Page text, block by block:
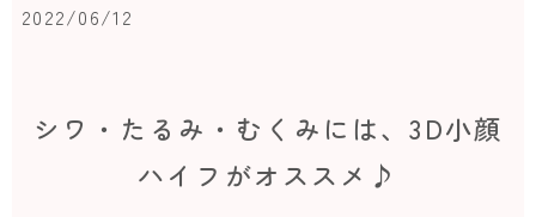
2022/06/12
シワ・たるみ・むくみには、3D小顔
ハイフがオススメ♪